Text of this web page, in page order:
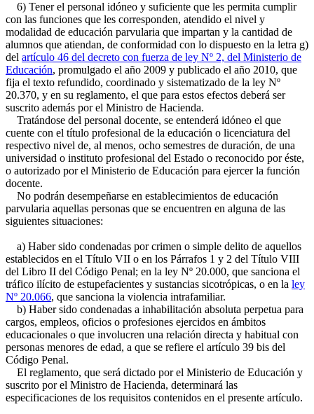
6) Tener el personal idóneo y suficiente que les permita cumplir
con las funciones que les corresponden, atendido el nivel y
modalidad de educación parvularia que impartan y la cantidad de
alumnos que atiendan, de conformidad con lo dispuesto en la letra g)
del artículo 46 del decreto con fuerza de ley Nº 2, del Ministerio de
Educación, promulgado el año 2009 y publicado el año 2010, que
fija el texto refundido, coordinado y sistematizado de la ley Nº
20.370, y en su reglamento, el que para estos efectos deberá ser
suscrito además por el Ministro de Hacienda.
Tratándose del personal docente, se entenderá idóneo el que
cuente con el título profesional de la educación o licenciatura del
respectivo nivel de, al menos, ocho semestres de duración, de una
universidad o instituto profesional del Estado o reconocido por éste,
o autorizado por el Ministerio de Educación para ejercer la función
docente.
No podrán desempeñarse en establecimientos de educación
parvularia aquellas personas que se encuentren en alguna de las
siguientes situaciones:
a) Haber sido condenadas por crimen o simple delito de aquellos
establecidos en el Título VII o en los Párrafos 1 y 2 del Título VIII
del Libro II del Código Penal; en la ley Nº 20.000, que sanciona el
tráfico ilícito de estupefacientes y sustancias sicotrópicas, o en la ley
Nº 20.066, que sanciona la violencia intrafamiliar.
b) Haber sido condenadas a inhabilitación absoluta perpetua para
cargos, empleos, oficios o profesiones ejercidos en ámbitos
educacionales o que involucren una relación directa y habitual con
personas menores de edad, a que se refiere el artículo 39 bis del
Código Penal.
El reglamento, que será dictado por el Ministerio de Educación y
suscrito por el Ministro de Hacienda, determinará las
especificaciones de los requisitos contenidos en el presente artículo.